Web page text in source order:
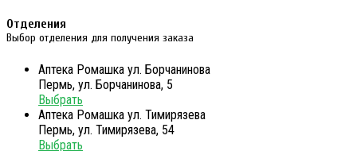
Отделения
Выбор отделения для получения заказа
Аптека Ромашка ул. Борчанинова
Пермь, ул. Борчанинова, 5
Выбрать
Аптека Ромашка ул. Тимирязева
Пермь, ул. Тимирязева, 54
Выбрать